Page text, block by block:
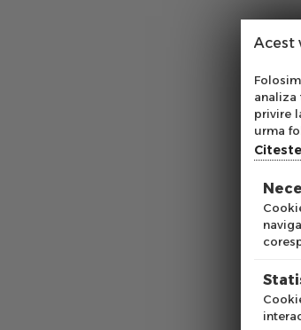
Acest
analiza
privire
urma